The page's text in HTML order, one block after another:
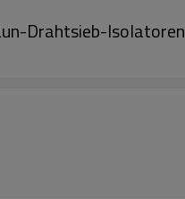
Drahtsieb-Isolatoren